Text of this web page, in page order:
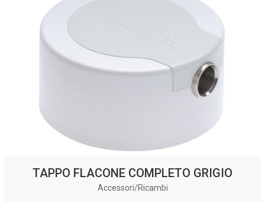
TAPPO FLACONE COMPLETO GRIGIO
Accessori/Ricambi